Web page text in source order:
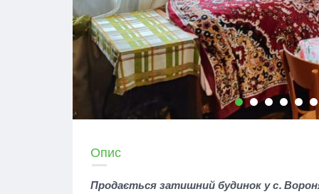
Опис
Продається затишний будинок у с.